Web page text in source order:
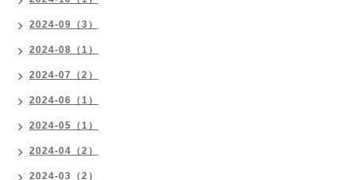
2024-09（3）
2024-08（1）
2024-07（2）
2024-06（1）
2024-05（1）
2024-04（2）
2024-03（2）